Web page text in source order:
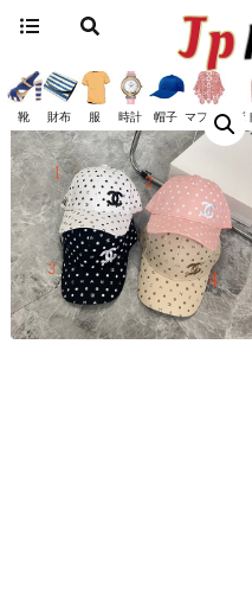
靴 財布 服 時計 帽子 マフラー
ホーム 帽子/ / お洒落 シ